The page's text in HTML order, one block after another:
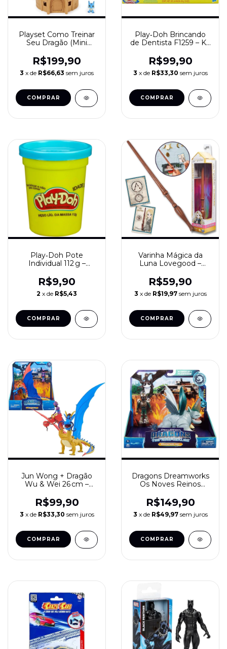
Playset Como Treinar
Seu Dragão (Mini
Brinquedos Ref. 1836
R$199,90
3 x de R$66,63 sem juros
Play‑Doh Brincando
de Dentista F1259 – Kit
Acessórios
R$99,90
3 x de R$33,30 sem juros
Play‑Doh Pote
Individual 112 g –
(Sortida)
R$9,90
2 x de R$5,43
Varinha Mágica da
Luna Lovegood –
(Sunny, 30 cm)
R$59,90
3 x de R$19,97 sem juros
Jun Wong + Dragão
Wu & Wei 26 cm –
Reinos (Sunny
Brinquedos)
R$99,90
3 x de R$33,30 sem juros
Dragons Dreamworks
Os Noves Reinos
The Nine Realms
R$149,90
3 x de R$49,97 sem juros